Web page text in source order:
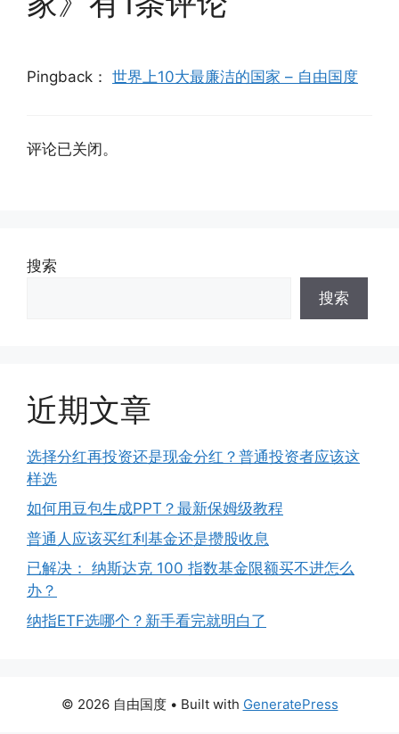
Pingback： 世界上10大最廉洁的国家 – 自由国度
评论已关闭。
搜索
搜索
近期文章
选择分红再投资还是现金分红？普通投资者应该这
样选
如何用豆包生成PPT？最新保姆级教程
普通人应该买红利基金还是攒股收息
已解决： 纳斯达克 100 指数基金限额买不进怎么
办？
纳指ETF选哪个？新手看完就明白了
© 2026 自由国度• Built with GeneratePress